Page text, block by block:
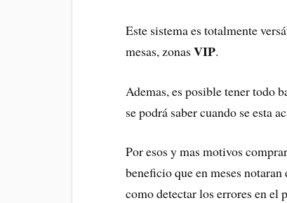
Este sistema es totalmente
mesas, zonasVIP.
Ademas, es posible tener todo
se podrá saber cuando se esta
Por esos y mas motivos
beneficio que en meses
como detectar los errores en el